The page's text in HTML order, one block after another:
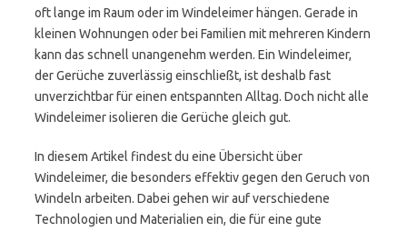
oft lange im Raum oder im Windeleimer hängen. Gerade in
kleinen Wohnungen oder bei Familien mit mehreren Kindern
kann das schnell unangenehm werden. Ein Windeleimer,
der Gerüche zuverlässig einschließt, ist deshalb fast
unverzichtbar für einen entspannten Alltag. Doch nicht alle
Windeleimer isolieren die Gerüche gleich gut.
In diesem Artikel findest du eine Übersicht über
Windeleimer, die besonders effektiv gegen den Geruch von
Windeln arbeiten. Dabei gehen wir auf verschiedene
Technologien und Materialien ein, die für eine gute